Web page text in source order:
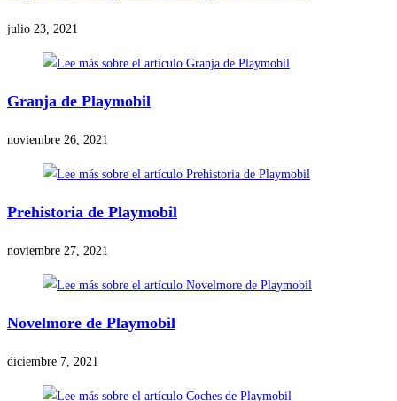
julio 23, 2021
Granja de Playmobil
noviembre 26, 2021
Prehistoria de Playmobil
noviembre 27, 2021
Novelmore de Playmobil
diciembre 7, 2021